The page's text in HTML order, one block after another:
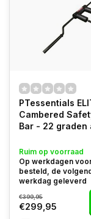
PTessentials
Cambered
Bar - 22 graden
Ruim op voorraad
Op werkdagen
besteld, de
werkdag geleverd
€399,95
€299,95